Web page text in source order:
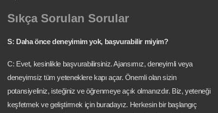
Sıkça Sorulan Sorular
S: Daha önce deneyimim yok, başvurabilir miyim?
C: Evet, kesinlikle başvurabilirsiniz. Ajansımız, deneyimli veya
deneyimsiz tüm yeteneklere kapı açar. Önemli olan sizin
potansiyeliniz, isteğiniz ve öğrenmeye açık olmanızdır. Biz, yeteneği
keşfetmek ve geliştirmek için buradayız. Herkesin bir başlangıç